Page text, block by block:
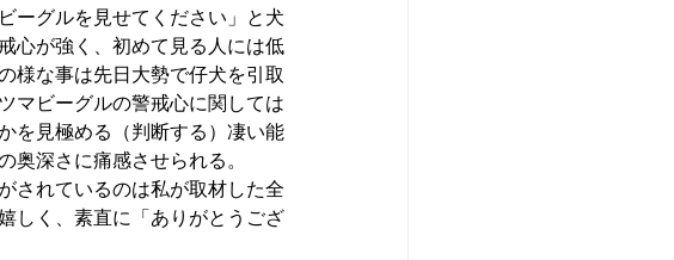
ーグルを見せてください」と犬
心が強く、初めて見る人には低
様な事は先日大勢で仔犬を引取
マビーグルの警戒心に関しては
を見極める（判断する）凄い能
奥深さに痛感させられる。
されているのは私が取材した全
しく、素直に「ありがとうござ